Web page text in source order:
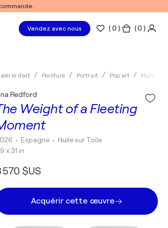
Vendez avec nous (0 ) ( 0 )
d'art Peinture Portrait Pop art Huile
Weight of a Fleeting
Redford
• Espagne • Huile sur Toile
x 31 in
570 $US
Acquérir cette œuvre